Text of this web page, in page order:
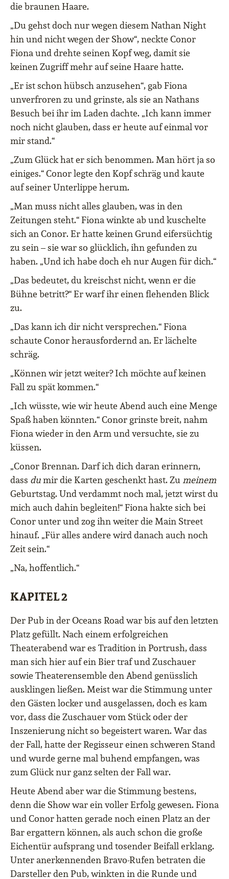
die braunen Haare.
„Du gehst doch nur wegen diesem Nathan Night
hin und nicht wegen der Show“, neckte Conor
Fiona und drehte seinen Kopf weg, damit sie
keinen Zugriff mehr auf seine Haare hatte.
„Er ist schon hübsch anzusehen“, gab Fiona
unverfroren zu und grinste, als sie an Nathans
Besuch bei ihr im Laden dachte. „Ich kann immer
noch nicht glauben, dass er heute auf einmal vor
mir stand.“
„Zum Glück hat er sich benommen. Man hört ja so
einiges.“ Conor legte den Kopf schräg und kaute
auf seiner Unterlippe herum.
„Man muss nicht alles glauben, was in den
Zeitungen steht.“ Fiona winkte ab und kuschelte
sich an Conor. Er hatte keinen Grund eifersüchtig
zu sein – sie war so glücklich, ihn gefunden zu
haben. „Und ich habe doch eh nur Augen für dich.“
„Das bedeutet, du kreischst nicht, wenn er die
Bühne betritt?“ Er warf ihr einen flehenden Blick
zu.
„Das kann ich dir nicht versprechen.“ Fiona
schaute Conor herausfordernd an. Er lächelte
schräg.
„Können wir jetzt weiter? Ich möchte auf keinen
Fall zu spät kommen.“
„Ich wüsste, wie wir heute Abend auch eine Menge
Spaß haben könnten.“ Conor grinste breit, nahm
Fiona wieder in den Arm und versuchte, sie zu
küssen.
„Conor Brennan. Darf ich dich daran erinnern,
dass dumir die Karten geschenkt hast. Zu meinem
Geburtstag. Und verdammt noch mal, jetzt wirst du
mich auch dahin begleiten!“ Fiona hakte sich bei
Conor unter und zog ihn weiter die Main Street
hinauf. „Für alles andere wird danach auch noch
Zeit sein.“
„Na, hoffentlich.“
KAPITEL 2
Der Pub in der Oceans Road war bis auf den letzten
Platz gefüllt. Nach einem erfolgreichen
Theaterabend war es Tradition in Portrush, dass
man sich hier auf ein Bier traf und Zuschauer
sowie Theaterensemble den Abend genüsslich
ausklingen ließen. Meist war die Stimmung unter
den Gästen locker und ausgelassen, doch es kam
vor, dass die Zuschauer vom Stück oder der
Inszenierung nicht so begeistert waren. War das
der Fall, hatte der Regisseur einen schweren Stand
und wurde gerne mal buhend empfangen, was
zum Glück nur ganz selten der Fall war.
Heute Abend aber war die Stimmung bestens,
denn die Show war ein voller Erfolg gewesen. Fiona
und Conor hatten gerade noch einen Platz an der
Bar ergattern können, als auch schon die große
Eichentür aufsprang und tosender Beifall erklang.
Unter anerkennenden Bravo-Rufen betraten die
Darsteller den Pub, winkten in die Runde und